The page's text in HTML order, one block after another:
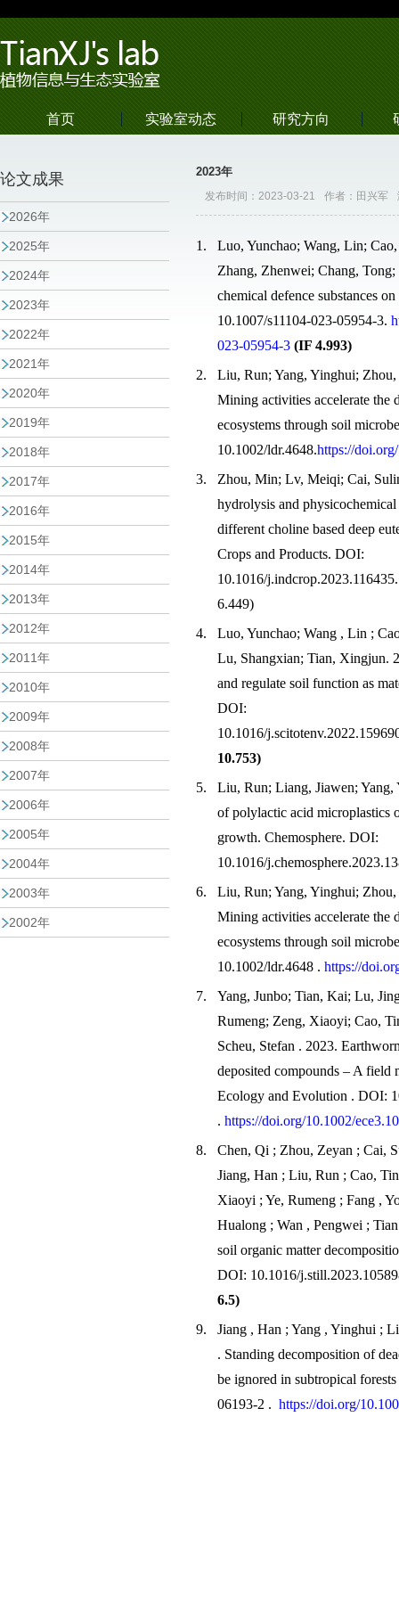
首页 实验室动态 研究方向
论文成果
2026年
2025年
2024年
2023年
2022年
2021年
2020年
2019年
2018年
2017年
2016年
2015年
2014年
2013年
2012年
2011年
2010年
2009年
2008年
2007年
2006年
2005年
2004年
2003年
2002年
2023年
发布时间：2023-03-21 作者：田兴军
1.
Luo, Yunchao; Wang, Lin;
Zhang, Zhenwei; Chang,
chemical defence substances
10.1007/s11104-023-05954-3.
023-05954-3 (IF 4.993)
2.
Liu, Run; Yang, Yinghui;
Mining activities accelerate the
ecosystems through soil
10.1002/ldr.4648.https://
3.
Zhou, Min; Lv, Meiqi; Cai,
hydrolysis and
different choline based deep
Crops and Products. DOI:
10.1016/
6.449)
4.
Luo, Yunchao; Wang , Lin ;
Lu, Shangxian; Tian, Xingjun.
and regulate soil function as
DOI:
10.1016/
10.753)
5.
Liu, Run; Liang, Jiawen;
of polylactic acid microplastics
growth. Chemosphere. DOI:
10.1016/
6.
Liu, Run; Yang, Yinghui;
Mining activities accelerate the
ecosystems through soil
10.1002/ldr.4648 . https://
7.
Yang, Junbo; Tian, Kai; Lu,
Rumeng; Zeng, Xiaoyi; Cao,
Scheu, Stefan . 2023.
deposited compounds – A field
Ecology and Evolution . DOI:
. https://doi.org/10.1002/
8.
Chen, Qi ; Zhou, Zeyan ; Cai,
Jiang, Han ; Liu, Run ; Cao,
Xiaoyi ; Ye, Rumeng ; Fang ,
Hualong ; Wan , Pengwei ;
soil organic matter
DOI: 10.1016/
6.5)
9.
Jiang , Han ; Yang , Yinghui ;
. Standing decomposition of
be ignored in subtropical
06193-2 . https://doi.org/